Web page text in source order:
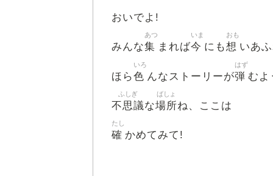
おいでよ!
みんな集
あつ
まれば今
いま
にも想
おも
いあ
ほら色
いろ
んなストーリーが弾
はず
むよ
不思議
ふしぎ
な場所
ばしょ
ね、ここは
確
たし
かめてみて!